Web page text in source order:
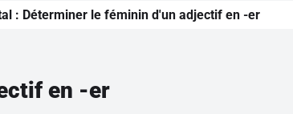
: Déterminer le féminin d'un adjectif en -er
en -er